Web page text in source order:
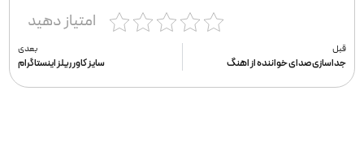
امتیاز دهید
قبل
جداسازی صدای خواننده از اهنگ
بعدی
سایز کاور ریلز اینستاگرام